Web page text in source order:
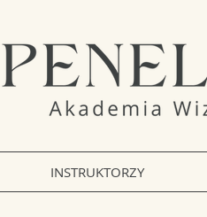
INSTRUKTORZY